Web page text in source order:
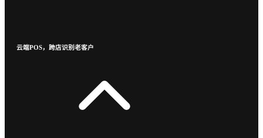
云端POS，跨店识别老客户